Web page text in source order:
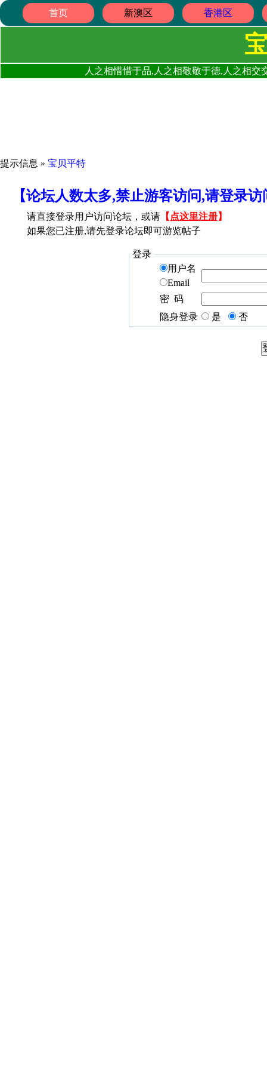
首页 新澳区 香港区
人之相惜惜于品,人之相敬敬于德,人之相
提示信息 » 宝贝平特
【论坛人数太多,禁止游客访问,请登录
请直接登录用户访问论坛，或请 【 点这里注册】
如果您已注册,请先登录论坛即可游览帖子
登录
用户名
Email
密 码
隐身登录
是 否